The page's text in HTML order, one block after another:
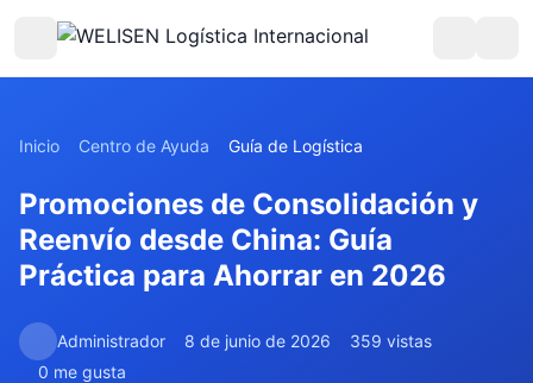
Inicio Centro de Ayuda Guía de Logística
Promociones de Consolidación y
Reenvío desde China: Guía
Práctica para Ahorrar en 2026
Administrador 8 de junio de 2026
359 vistas
0 me gusta